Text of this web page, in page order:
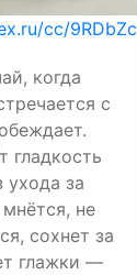
cc/9RDbZc
когда
с
гладкость
ухода за
не
сохнет за
глажки —